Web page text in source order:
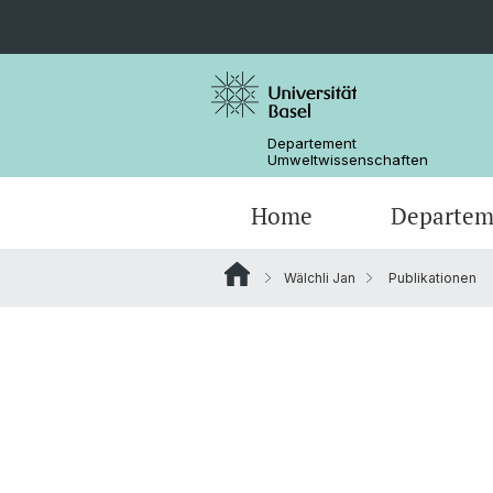
Departement
Umweltwissenschaften
Home
Wälchli Jan Publikationen